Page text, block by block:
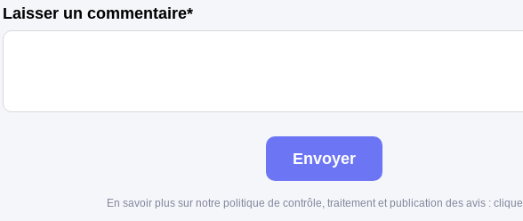
Laisser un commentaire*
Envoyer
En savoir plus sur notre politique de contrôle, traitement et publication des avis :